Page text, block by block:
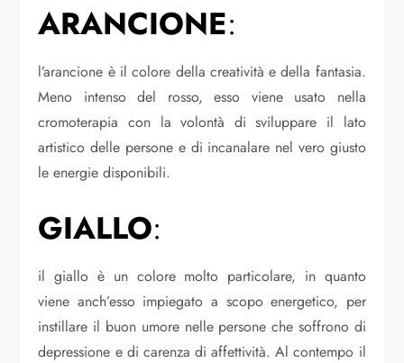
ARANCIONE:
l’arancione è il colore della creatività e della fantasia.
Meno intenso del rosso, esso viene usato nella
cromoterapia con la volontà di sviluppare il lato
artistico delle persone e di incanalare nel vero giusto
le energie disponibili.
GIALLO:
il giallo è un colore molto particolare, in quanto
viene anch’esso impiegato a scopo energetico, per
instillare il buon umore nelle persone che soffrono di
depressione e di carenza di affettività. Al contempo il